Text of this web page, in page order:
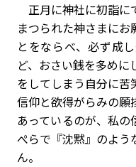
正月に神社に初詣に
まつられた神さまに
とをならべ、必ず成
ど、おさい銭を多め
をしてしまう自分に苦
信仰と欲得がらみの願
あっているのが、私の
ぺらで『沈黙』のよう
ん。